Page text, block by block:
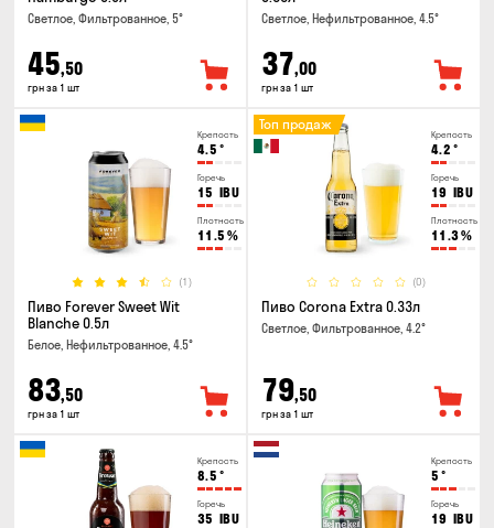
Светлое, Фильтрованное, 5°
45,50
грн за 1 шт
Светлое, Нефильтрованное, 4.5°
37,00
грн за 1 шт
Крепость
4.5 °
Горечь
15 IBU
Плотность
11.5 %
(1)
Пиво Forever Sweet Wit
Blanche 0.5л
Белое, Нефильтрованное, 4.5°
83,50
грн за 1 шт
Крепость
4.2 °
Горечь
19 IBU
Плотность
11.3%
(0)
Топ продаж
Пиво Corona Extra 0.33л
Светлое, Фильтрованное, 4.2°
79,50
грн за 1 шт
Крепость
8.5 °
Горечь
35 IBU
Крепость
5 °
Горечь
19 IBU